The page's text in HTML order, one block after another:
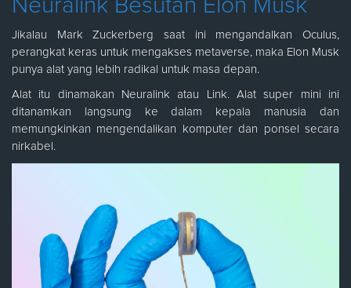
Neuralink Besutan Elon Musk
Jikalau Mark Zuckerberg saat ini mengandalkan Oculus,
perangkat keras untuk mengakses metaverse, maka Elon Musk
punya alat yang lebih radikal untuk masa depan.
Alat itu dinamakan Neuralink atau Link. Alat super mini ini
ditanamkan langsung ke dalam kepala manusia dan
memungkinkan mengendalikan komputer dan ponsel secara
nirkabel.